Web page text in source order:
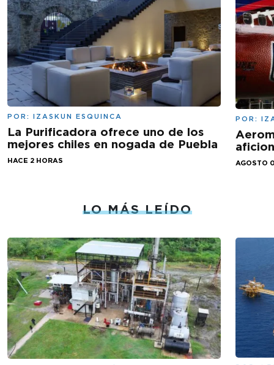
POR: IZASKUN ESQUINCA
La Purificadora ofrece uno de los
mejores chiles en nogada de Puebla
HACE 2 HORAS
POR:
AGOSTO
LO MÁS LEÍDO